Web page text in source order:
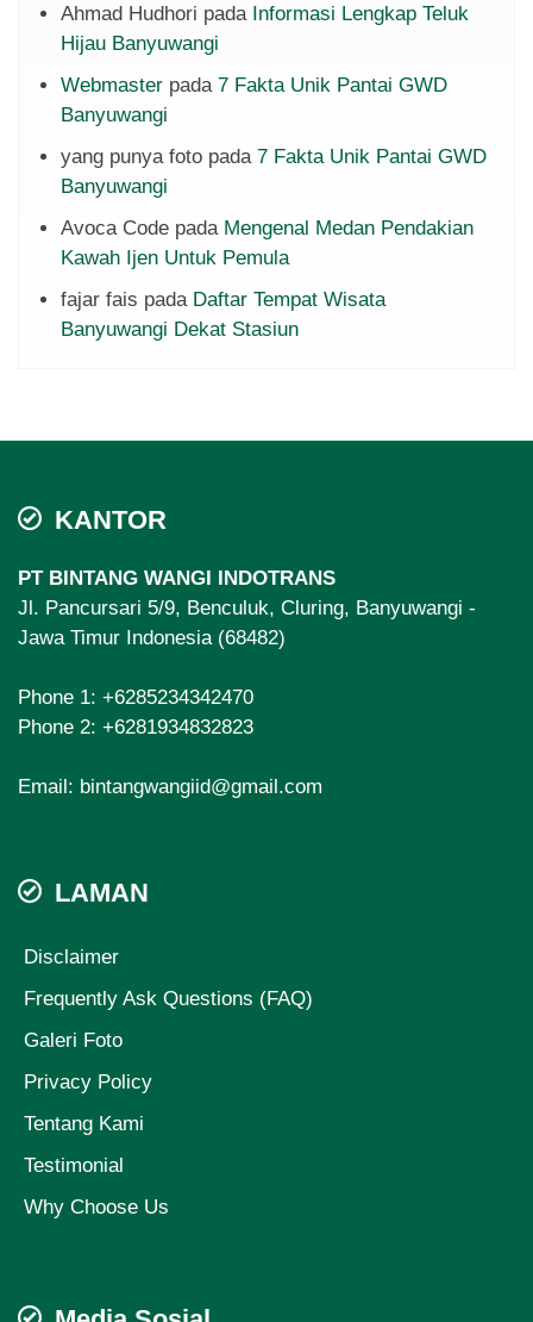
Ahmad Hudhori pada Informasi Lengkap Teluk
Hijau Banyuwangi
Webmaster pada 7 Fakta Unik Pantai GWD
Banyuwangi
yang punya foto pada 7 Fakta Unik Pantai GWD
Banyuwangi
Avoca Code pada Mengenal Medan Pendakian
Kawah Ijen Untuk Pemula
fajar fais pada Daftar Tempat Wisata
Banyuwangi Dekat Stasiun
KANTOR
PT BINTANG WANGI INDOTRANS
Jl. Pancursari 5/9, Benculuk, Cluring, Banyuwangi -
Jawa Timur Indonesia (68482)
Phone 1: +6285234342470
Phone 2: +6281934832823
Email: bintangwangiid@gmail.com
LAMAN
Disclaimer
Frequently Ask Questions (FAQ)
Galeri Foto
Privacy Policy
Tentang Kami
Testimonial
Why Choose Us